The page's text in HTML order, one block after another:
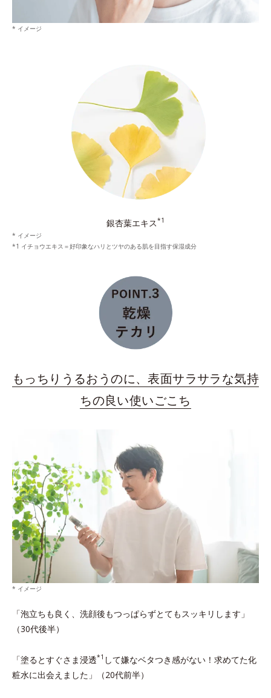
* イメージ
銀杏葉エキス*1
* イメージ
*1 イチョウエキス＝好印象なハリとツヤのある肌を目指す保湿成分
もっちりうるおうのに、表面サラサラな気持
ちの良い使いごこち
* イメージ
「泡立ちも良く、洗顔後もつっぱらずとてもスッキリします」
（30代後半）
「塗るとすぐさま浸透*1 して嫌なベタつき感がない！求めてた化
粧水に出会えました」（20代前半）